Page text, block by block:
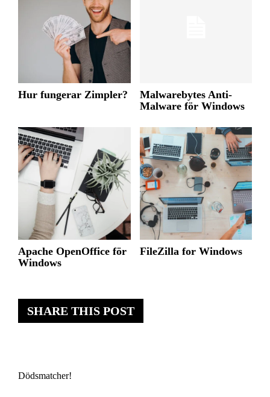
SHARE THIS POST
Dödsmatcher!
Hur fungerar Zimpler?
Malwarebytes Anti-
Malware för Windows
Apache OpenOffice för
Windows
FileZilla for Windows